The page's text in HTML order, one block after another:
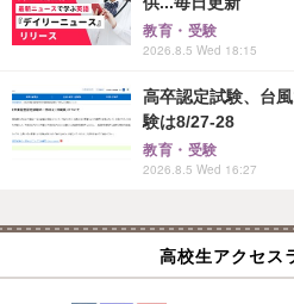
教育・受験
2026.8.5 Wed 18:15
高卒認定試験、台
験は8/27-28
教育・受験
2026.8.5 Wed 16:27
高校生アクセス